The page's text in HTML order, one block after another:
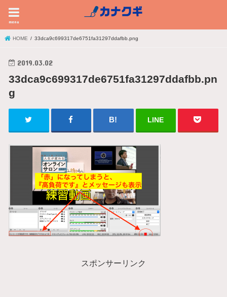
menu
HOME 33dca9c699317de6751fa31297ddafbb.png
2019.03.02
33dca9c699317de6751fa31297ddafbb.pn
g
LINE
スポンサーリンク